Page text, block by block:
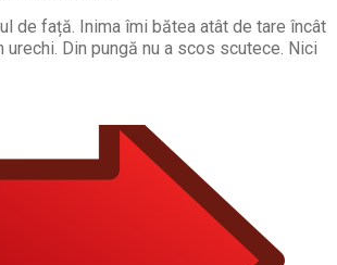
de față. Inima îmi bătea atât de tare încât
urechi. Din pungă nu a scos scutece. Nici